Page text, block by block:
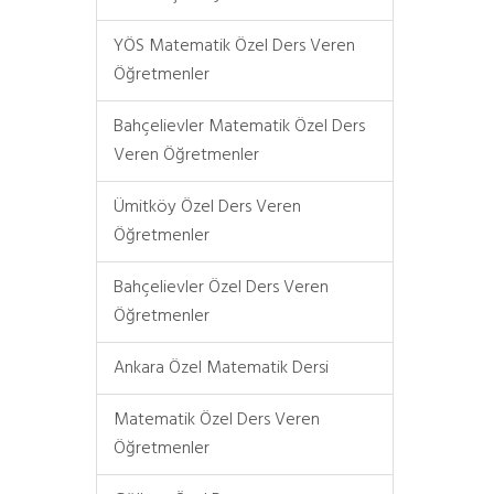
YÖS Matematik Özel Ders Veren
Öğretmenler
Bahçelievler Matematik Özel Ders
Veren Öğretmenler
Ümitköy Özel Ders Veren
Öğretmenler
Bahçelievler Özel Ders Veren
Öğretmenler
Ankara Özel Matematik Dersi
Matematik Özel Ders Veren
Öğretmenler